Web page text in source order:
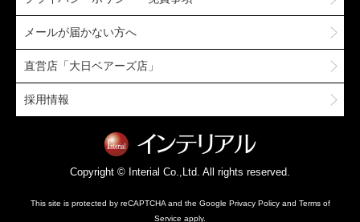
メールが届かない方へ
直営店「大日ベアーズ店」
採用情報
Copyright © Interial Co.,Ltd. All rights reserved.
This site is protected by reCAPTCHA and the Google Privacy Policyand Terms of
Service apply.